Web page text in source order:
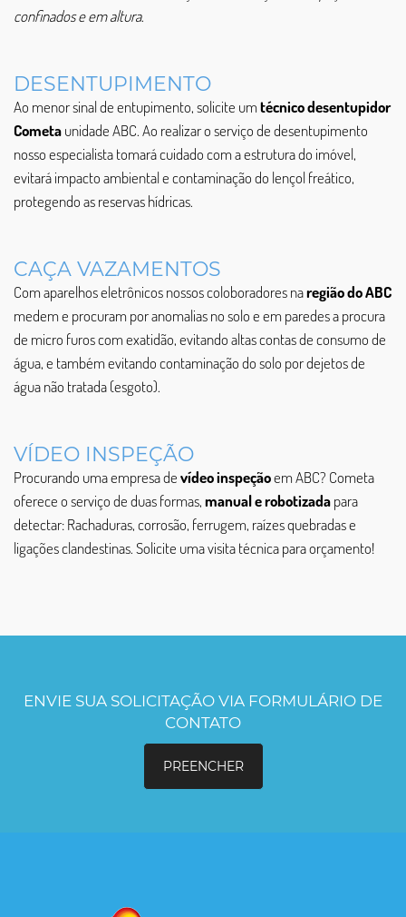
confinados e em altura.
DESENTUPIMENTO
Ao menor sinal de entupimento, solicite umtécnico desentupidor
Cometaunidade ABC. Ao realizar o serviço de desentupimento
nosso especialista tomará cuidado com a estrutura do imóvel,
evitará impacto ambiental e contaminação do lençol freático,
protegendo as reservas hídricas.
CAÇA VAZAMENTOS
Com aparelhos eletrônicos nossos coloboradores naregião do ABC
medem e procuram por anomalias no solo e em paredes a procura
de micro furos com exatidão, evitando altas contas de consumo de
água, e também evitando contaminação do solo por dejetos de
água não tratada (esgoto).
VÍDEO INSPEÇÃO
Procurando uma empresa devídeo inspeçãoem ABC? Cometa
oferece o serviço de duas formas,manual e robotizadapara
detectar: Rachaduras, corrosão, ferrugem, raízes quebradas e
ligações clandestinas. Solicite uma visita técnica para orçamento!
ENVIE SUA SOLICITAÇÃO VIA FORMULÁRIO DE
CONTATO
PREENCHER